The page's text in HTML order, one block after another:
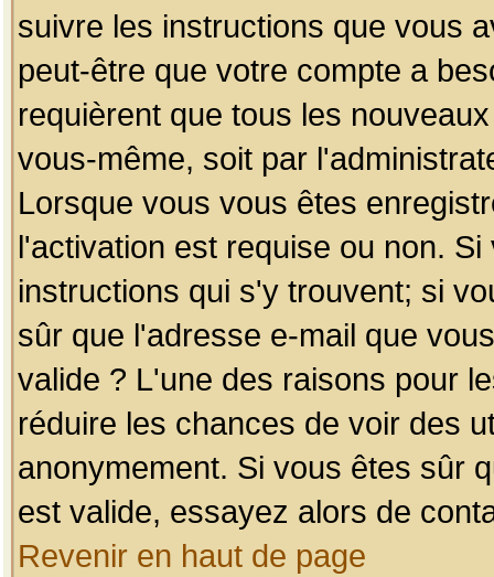
suivre les instructions que vous
peut-être que votre compte a
requièrent que tous les
vous-même, soit par
Lorsque vous vous êtes
l'activation est requise ou non.
instructions qui s'y trouvent; si
sûr que l'adresse e-mail que
valide ? L'une des raisons pour
réduire les chances de voir des
anonymement. Si vous êtes sûr
est valide, essayez alors de
Revenir en haut de page